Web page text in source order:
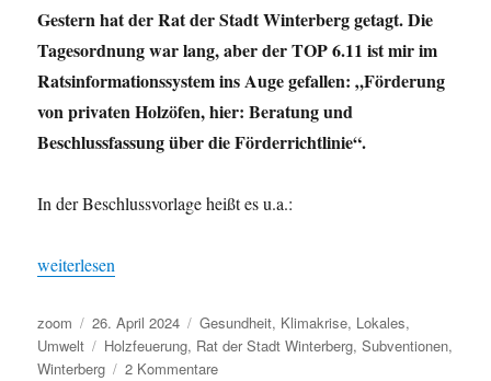
Gestern hat der Rat der Stadt Winterberg getagt. Die
Tagesordnung war lang, aber der TOP 6.11 ist mir im
Ratsinformationssystem ins Auge gefallen: „Förderung
von privaten Holzöfen, hier: Beratung und
Beschlussfassung über die Förderrichtlinie“.
In der Beschlussvorlage heißt es u.a.:
„Winterberg: Förderung von privaten Holzöfen?“
weiterlesen
Autor
zoom
Veröffentlicht
am
26. April 2024 Kategorien
Gesundheit, Klimakrise, Lokales,
Umwelt
Schlagwörter
Holzfeuerung, Rat der Stadt Winterberg,Subventionen,
Winterberg
2 Kommentarezu